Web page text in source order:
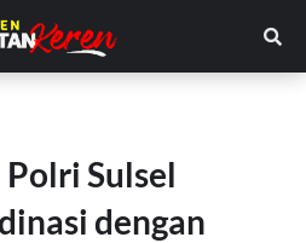
Sulsel
dengan